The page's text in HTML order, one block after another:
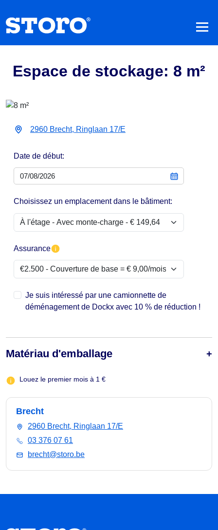
Espace de stockage: 8 m²
2960 Brecht, Ringlaan 17/E
Date de début:
Choisissez un emplacement dans le bâtiment:
Assurance
Je suis intéressé par une camionnette de
déménagement de Dockx avec 10 % de réduction !
Matériau d'emballage
Louez le premier mois à 1 €
Brecht
2960 Brecht, Ringlaan 17/E
03 376 07 61
brecht@storo.be